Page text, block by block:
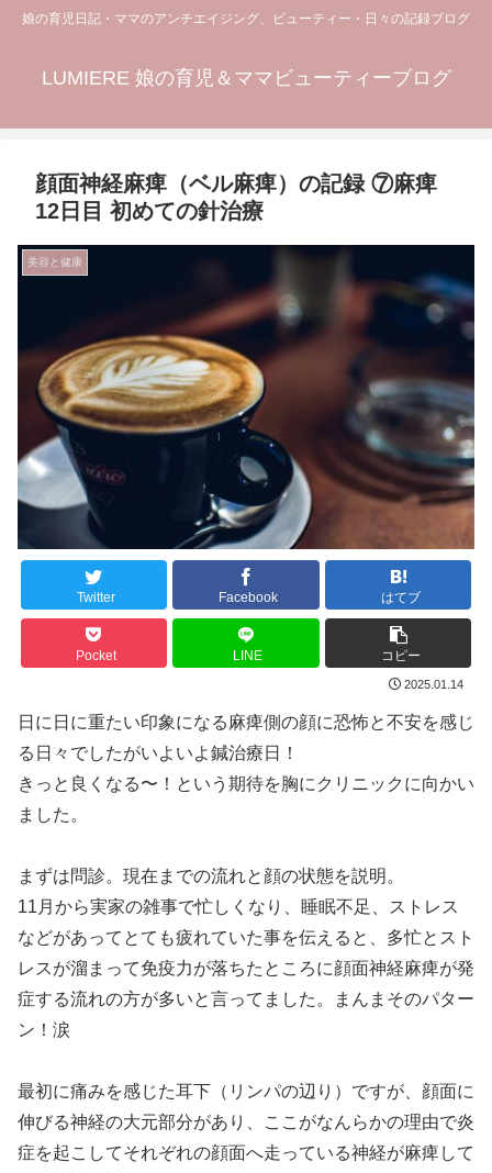
娘の育児日記・ママのアンチエイジング、ビューティー・日々の記録ブログ
LUMIERE 娘の育児＆ママビューティーブログ
顔面神経麻痺（ベル麻痺）の記録 ⑦麻痺
12日目 初めての針治療
美容と健康
Twitter Facebook はてブ
Pocket LINE コピー
2025.01.14
日に日に重たい印象になる麻痺側の顔に恐怖と不安を感じ
る日々でしたがいよいよ鍼治療日！
きっと良くなる〜！という期待を胸にクリニックに向かい
ました。
まずは問診。現在までの流れと顔の状態を説明。
11月から実家の雑事で忙しくなり、睡眠不足、ストレス
などがあってとても疲れていた事を伝えると、多忙とスト
レスが溜まって免疫力が落ちたところに顔面神経麻痺が発
症する流れの方が多いと言ってました。まんまそのパター
ン！涙
最初に痛みを感じた耳下（リンパの辺り）ですが、顔面に
伸びる神経の大元部分があり、ここがなんらかの理由で炎
症を起こしてそれぞれの顔面へ走っている神経が麻痺して